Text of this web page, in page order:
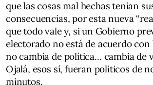
que las cosas mal hechas tenían
consecuencias, por esta nueva
que todo vale y, si un Gobierno
electorado no está de acuerdo con
no cambia de política… cambia de
Ojalá, esos sí, fueran políticos de
minutos.